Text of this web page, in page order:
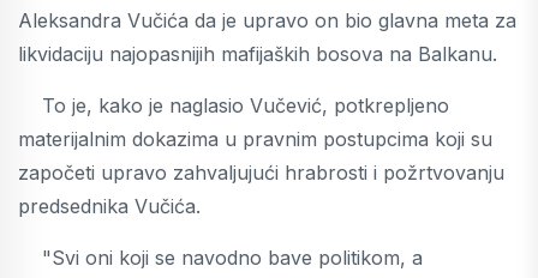
Aleksandra Vučića da je upravo on bio glavna meta za
likvidaciju najopasnijih mafijaških bosova na Balkanu.
To je, kako je naglasio Vučević, potkrepljeno
materijalnim dokazima u pravnim postupcima koji su
započeti upravo zahvaljujući hrabrosti i požrtvovanju
predsednika Vučića.
"Svi oni koji se navodno bave politikom, a